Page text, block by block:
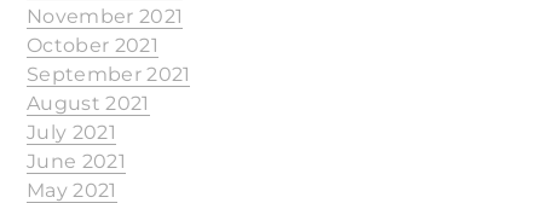
November 2021
October 2021
September 2021
August 2021
July 2021
June 2021
May 2021